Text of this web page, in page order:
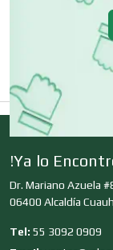
!Ya lo
Dr. Mariano Azuela
06400 Alcaldía
Tel: 55 3092 0909